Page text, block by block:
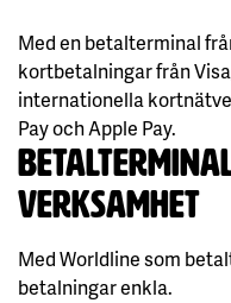
Med en betalterminal
kortbetalningar från
internationella
Pay och Apple Pay.
verksamhet
Med Worldline som
betalningar enkla.